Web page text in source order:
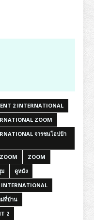
2 INTERNATIONAL
ZOOM
จารชนโอปป้า
ZOOM
ม
ดูหนัง
ที่บ้าน
2